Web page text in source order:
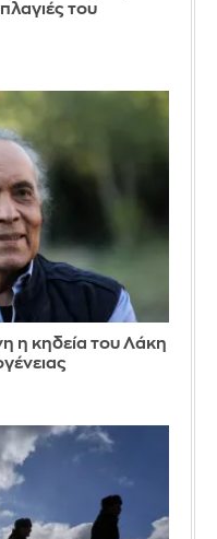
του
η κηδεία του Λάκη